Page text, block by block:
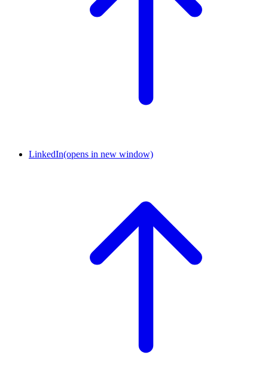
LinkedIn(opens in new window)